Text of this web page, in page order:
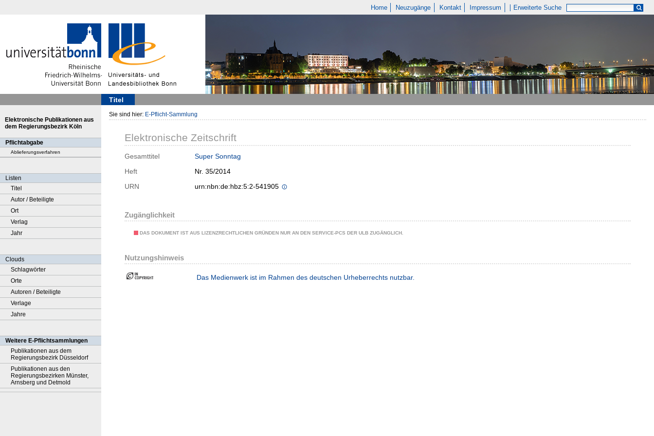
Home Neuzugänge Kontakt Impressum Erweiterte Suche
Titel
Elektronische Publikationen aus
dem Regierungsbezirk Köln
Pflichtabgabe
Ablieferungsverfahren
Listen
Titel
Autor / Beteiligte
Ort
Verlag
Jahr
Clouds
Schlagwörter
Orte
Autoren / Beteiligte
Verlage
Jahre
Weitere E-Pflichtsammlungen
Publikationen aus dem
Regierungsbezirk Düsseldorf
Publikationen aus den
Regierungsbezirken Münster,
Arnsberg und Detmold
Sie sind hier: E-Pflicht-Sammlung
Elektronische Zeitschrift
Gesamttitel
Super Sonntag
Heft
Nr. 35/2014
URN
urn:nbn:de:hbz:5:2-541905
Zugänglichkeit
DAS DOKUMENT IST AUS LIZENZRECHTLICHEN GRÜNDEN NUR AN DEN SERVICE-PCS DER ULB ZUGÄNGLICH.
Nutzungshinweis
Das Medienwerk ist im Rahmen des deutschen Urheberrechts nutzbar.